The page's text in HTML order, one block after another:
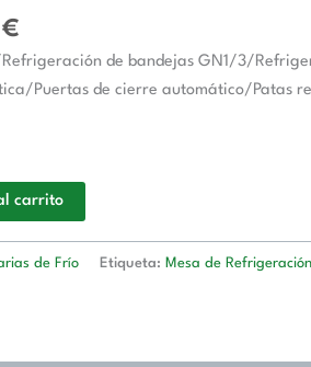
€
de bandejas GN1/3/
Puertas de cierre automático/Patas
carrito
de Frío Etiqueta: Mesa de Refrigeración